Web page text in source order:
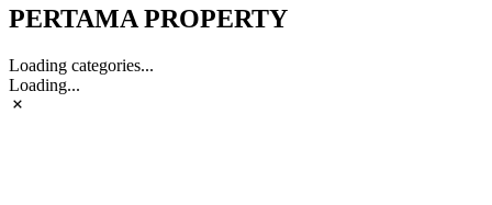
PERTAMA PROPERTY
Loading categories...
Loading...